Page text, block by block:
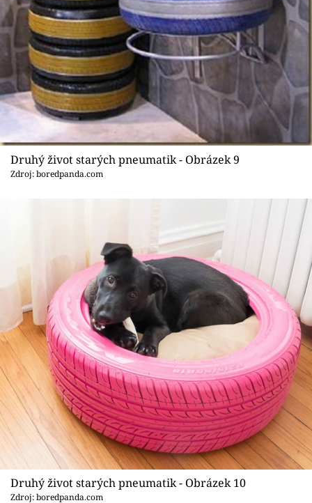
Druhý život starých pneumatik - Obrázek 9
Zdroj: boredpanda.com
Druhý život starých pneumatik - Obrázek 10
Zdroj: boredpanda.com